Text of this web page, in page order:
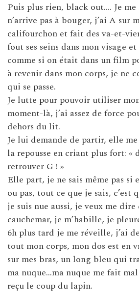
Puis plus rien, black out…. Je
n’arrive pas à bouger, j’ai A sur
califourchon et fait des va-et-
fout ses seins dans mon visage
comme si on était dans un film
à revenir dans mon corps, je ne
qui se passe.
Je lutte pour pouvoir utiliser
moment-là, j’ai assez de force
dehors du lit.
Je lui demande de partir, elle me
la repousse en criant plus fort: «
retrouver G ! »
Elle part, je ne sais même pas si
ou pas, tout ce que je sais, c’est
je suis nue aussi, je veux me dire
cauchemar, je m’habille, je
6h plus tard je me réveille, j’ai
tout mon corps, mon dos est en
sur mes bras, un long bleu qui
ma nuque…ma nuque me fait mal
reçu le coup du lapin.